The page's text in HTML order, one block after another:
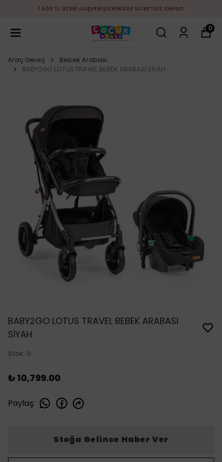
1.500 TL ÜZERİ ALIŞVERİŞLERİNİZDE ÜCRETSİZ KARGO
0
Araç Gereç
Bebek Arabası
BABY2GO LOTUS TRAVEL BEBEK ARABASI SİYAH
BABY2GO LOTUS TRAVEL BEBEK ARABASI
SİYAH
Stok: 0
₺ 10,799.00
Paylaş:
Stoğa Gelince Haber Ver